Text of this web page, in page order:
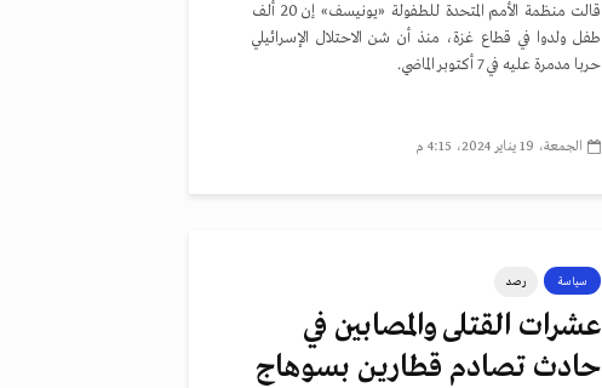
قالت منظمة الأمم المتحدة للطفولة «يونيسف» إن 20 ألف
طفل ولدوا في قطاع غزة، منذ أن شن الاحتلال الإسرائيلي
حربا مدمرة عليه في 7 أكتوبر الماضي.
الجمعة، 19 يناير 2024، 4:15 م
سياسة رصد
عشرات القتلى والمصابين في
حادث تصادم قطارين بسوهاج